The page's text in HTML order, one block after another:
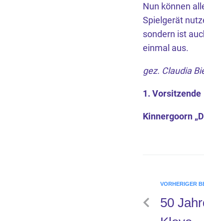
Nun können
Spielgerät
sondern ist
einmal aus.
gez. Claudia
1. Vorsitzende
Kinnergoorn
VORHERIGER
50